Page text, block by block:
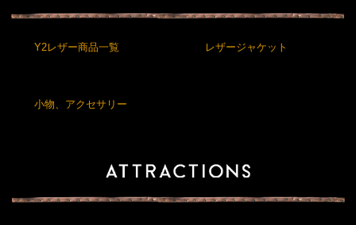
Y2レザー商品一覧 レザージャケット
小物、アクセサリー